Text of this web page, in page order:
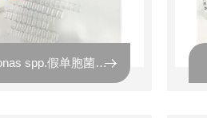
Pseudomonas spp.假单胞菌属通用PCR试剂盒